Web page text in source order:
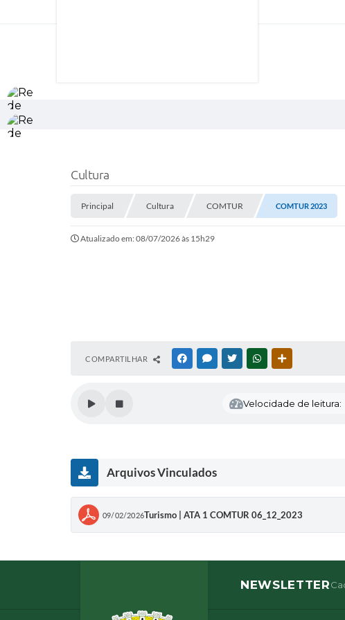
Cultura
Principal Cultura COMTUR COMTUR 2023
Atualizado em: 08/07/2026 às 15h29
COMPARTILHAR FACEBOOKMESSENGER
TWITTERWHATSAPP
Velocidade de leitura:
Arquivos Vinculados
09/02/2026Turismo | ATA 1 COMTUR 06_12_2023
NEWSLETTER